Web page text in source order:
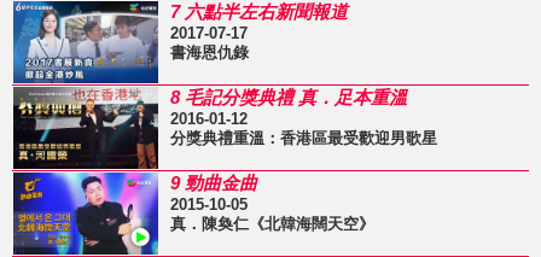
7 六點半左右新聞報道
2017-07-17
書海恩仇錄
8 毛記分獎典禮 真．足本重溫
2016-01-12
分獎典禮重溫：香港區最受歡迎男歌星
9 勁曲金曲
2015-10-05
真．陳奐仁《北韓海闊天空》